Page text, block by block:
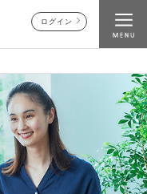
ログイン